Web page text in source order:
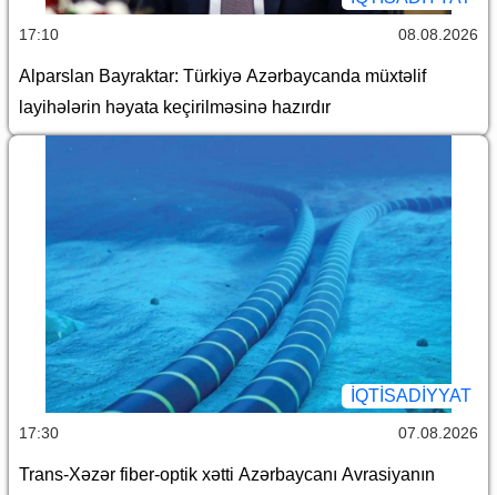
17:10 08.08.2026
Alparslan Bayraktar: Türkiyə Azərbaycanda müxtəlif
layihələrin həyata keçirilməsinə hazırdır
İQTİSADİYYAT
17:30 07.08.2026
Trans-Xəzər fiber-optik xətti Azərbaycanı Avrasiyanın